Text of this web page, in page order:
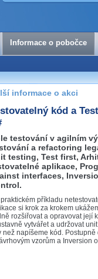
Kontakt
Pokud máte jakýkoliv
prosím neváhejte nás
praha@wug.cz
Informace o pobočce
informace o akci
kód a
testování v agilním
a refactoring
testing, Test first,
aplikace,
interfaces,
praktickém příkladu
si krok za krokem
rozšiřovat a opravovat její
vytvářet a udržovat
než napíšeme kód. Postupně
vzorům a Inversion